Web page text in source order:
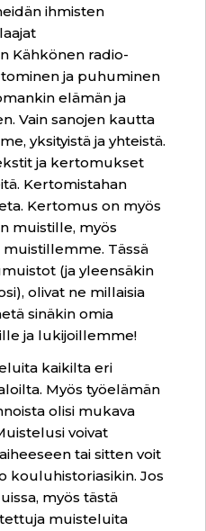
ihmisten
Kähkönen radio-
ja puhuminen
elämän ja
Vain sanojen kautta
yksityistä ja yhteistä.
ja kertomukset
Kertomistahan
Kertomus on myös
muistille, myös
Tässä
(ja yleensäkin
olivat ne millaisia
sinäkin omia
ja lukijoillemme!
kaikilta eri
Myös työelämän
olisi mukava
voivat
tai sitten voit
kouluhistoriasikin. Jos
myös tästä
muisteluita